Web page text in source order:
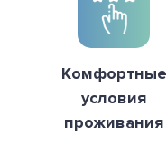
Комфортные
условия
проживания